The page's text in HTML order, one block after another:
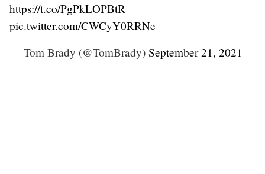
https://t.co/PgPkLOPBtR
pic.twitter.com/CWCyY0RRNe
— Tom Brady (@TomBrady) September 21, 2021